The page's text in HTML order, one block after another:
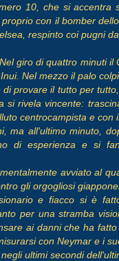
10, che si accentra
con il bomber
respinto coi pugni da
giro di quattro minuti il
Nel mezzo il palo
provare il tutto per
si rivela vincente:
centrocampista e con
ma all'ultimo minuto,
di esperienza e si
avviato al
gli orgogliosi
e fiacco si è
per una stramba
ai danni che ha
con Neymar e i
ultimi secondi